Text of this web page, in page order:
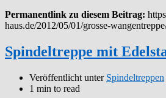
Permanentlink zu diesem Beitrag:
haus.de/2012/05/01/grosse-
Spindeltreppe mit
Veröffentlicht unter Spindeltreppen
1 min to read